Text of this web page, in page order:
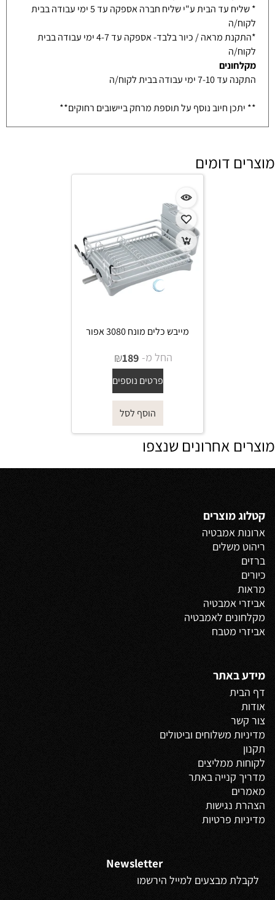
* שליח עד הבית ע"י שליח חברה אספקה עד 5 ימי עבודה בבית
לקוח/ה
*התקנת מראה / כיור בלבד- אספקה עד 4-7 ימי עבודה בבית
לקוח/ה
מקלחונים
התקנה עד 7-10 ימי עבודה בבית לקוח/ה
** יתכן חיוב נוסף על תוספת מרחק ביישובים רחוקים**
מוצרים דומים
מייבש כלים מונח 3080 אפור
החל מ- ₪189
פרטים נוספים
הוסף לסל
מוצרים אחרונים שנצפו
קטלוג מוצרים
ארונות אמבטיה
ריהוט משלים
ברזים
כיורים
מראות
אביזרי אמבטיה
מקלחונים לאמבטיה
אביזרי מטבח
מידע באתר
דף הבית
אודות
צור קשר
מדיניות משלוחים וביטולים
תקנון
לקוחות ממליצים
מדריך קנייה באתר
מאמרים
הצהרת נגישות
מדיניות פרטיות
Newsletter
לקבלת מבצעים למייל הירשמו